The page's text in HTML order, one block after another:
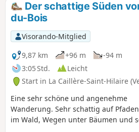
Der schattige Süden
du-Bois
Visorando-Mitglied
9,87 km
+96 m
-94 m
3:05 Std.
Leicht
Start in La Caillère-Saint-Hilaire
Eine sehr schöne und angenehme
Wanderung. Sehr schattig auf
im Wald, Wegen unter Bäumen und